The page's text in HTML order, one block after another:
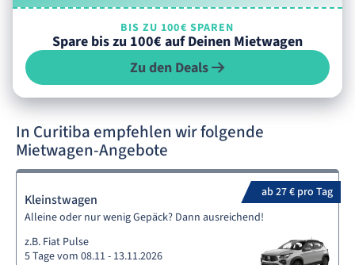
BIS ZU 100€ SPAREN
Spare bis zu 100€ auf Deinen Mietwagen
Zu den Deals
In Curitiba empfehlen wir folgende
Mietwagen-Angebote
ab 27 € pro Tag
Kleinstwagen
Alleine oder nur wenig Gepäck? Dann ausreichend!
z.B. Fiat Pulse
5 Tage vom 08.11 - 13.11.2026